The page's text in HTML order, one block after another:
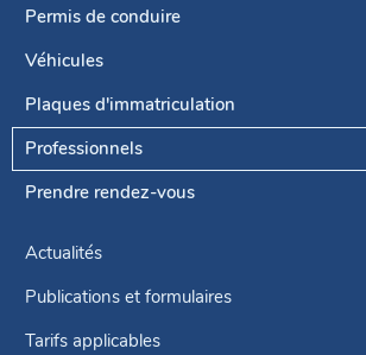
Menu
de
navigation
Permis de conduire
Véhicules
Plaques d'immatriculation
Professionnels
Prendre rendez-vous
Actualités
Publications et formulaires
Tarifs applicables